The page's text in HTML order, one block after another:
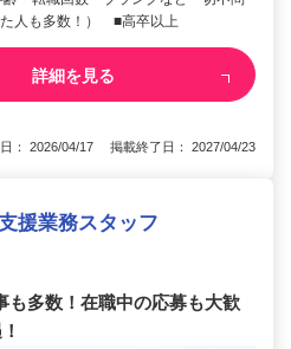
た人も多数！） ■高卒以上
詳細を見る
： 2026/04/17 掲載終了日： 2027/04/23
援業務スタッフ
も多数！在職中の応募も大歓